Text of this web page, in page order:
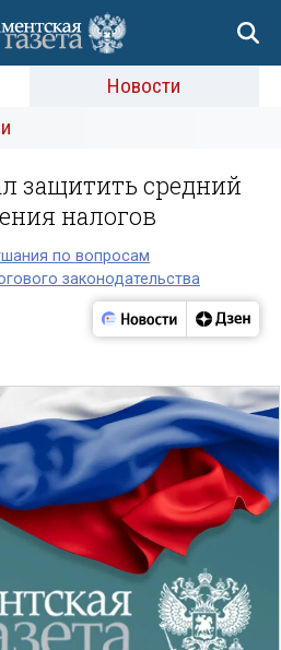
Новости
защитить средний
налогов
по вопросам
законодательства